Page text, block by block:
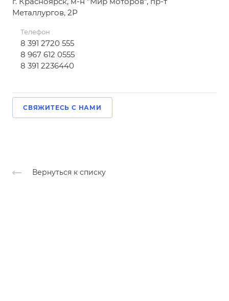
Металлургов, 2Р
Телефон
8 391 2720 555
8 967 612 0555
8 391 2236440
СВЯЖИТЕСЬ С НАМИ
Вернуться к списку